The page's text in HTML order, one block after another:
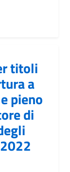
titoli
a
pieno
di